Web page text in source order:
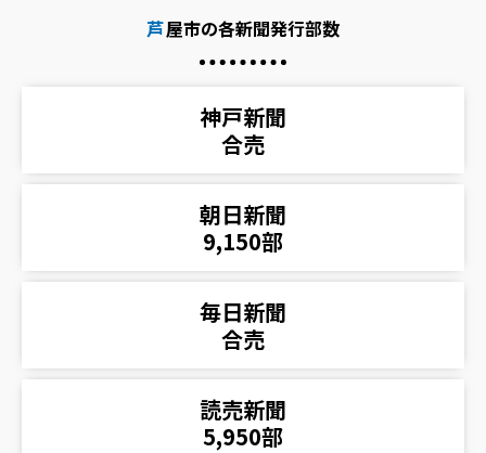
芦屋市の各新聞発行部数
神戸新聞
合売
朝日新聞
9,150部
毎日新聞
合売
読売新聞
5,950部